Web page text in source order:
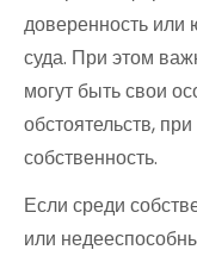
доверенность
суда. При этом
могут быть свои
обстоятельств,
собственность.
Если среди
или